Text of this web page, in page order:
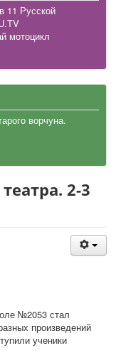
11 Русской
мотоцикл
ворчуна.
2-3
№2053 стал
произведений
ученики